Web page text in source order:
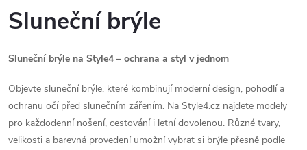
Sluneční brýle
Sluneční brýle na Style4 – ochrana a styl v jednom
Objevte sluneční brýle, které kombinují moderní design, pohodlí a
ochranu očí před slunečním zářením. Na Style4.cz najdete modely
pro každodenní nošení, cestování i letní dovolenou. Různé tvary,
velikosti a barevná provedení umožní vybrat si brýle přesně podle